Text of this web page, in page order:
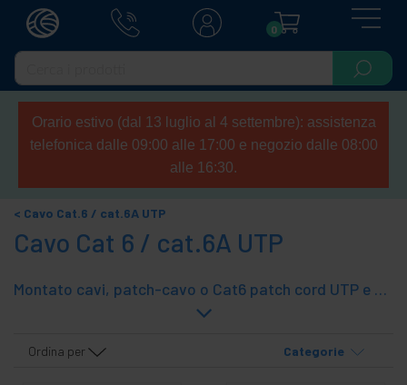
0
Orario estivo (dal 13 luglio al 4 settembre): assistenza
telefonica dalle 09:00 alle 17:00 e negozio dalle 08:00
alle 16:30.
Cavo Cat.6 / cat.6A UTP
Cavo Cat 6 / cat.6A UTP
Montato cavi, patch-cavo o Cat6 patch cord UTP e montato in lunghezze standard (da 25 cm. A 20 m.). Con gomma su entrambe le estremità. Una soluzione rapida ed efficace.
Ordina per Categorie